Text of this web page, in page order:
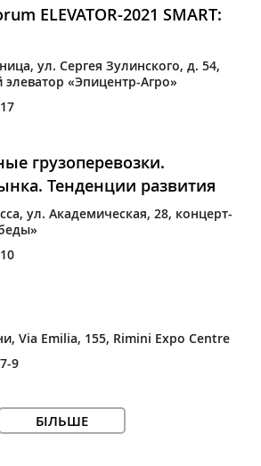
ELEVATOR-2021 SMART:
ул. Сергея Зулинского, д. 54,
«Эпицентр-Агро»
грузоперевозки.
Тенденции развития
ул. Академическая, 28, концерт-
Via Emilia, 155, Rimini Expo Centre
9
БІЛЬШЕ